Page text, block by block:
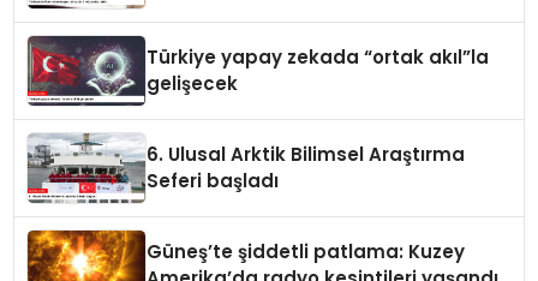
Türkiye yapay zekada “ortak akıl”la
gelişecek
6. Ulusal Arktik Bilimsel Araştırma
Seferi başladı
Güneş’te şiddetli patlama: Kuzey